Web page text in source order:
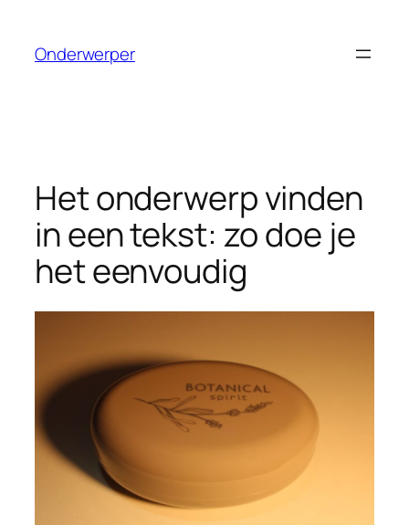
Onderwerper
Het onderwerp vinden
in een tekst: zo doe je
het eenvoudig